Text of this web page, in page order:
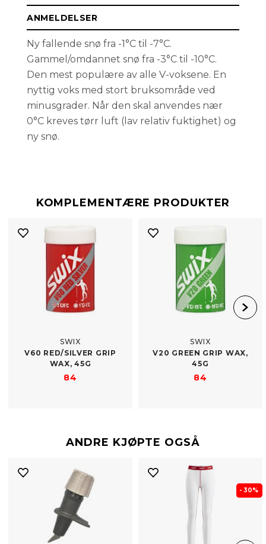
ANMELDELSER
Ny fallende snø fra -1°C til -7°C.
Gammel/omdannet snø fra -3°C til -10°C.
Den mest populære av alle V-voksene. En
nyttig voks med stort bruksområde ved
minusgrader. Når den skal anvendes nær
0°C kreves tørr luft (lav relativ fuktighet) og
ny snø.
KOMPLEMENTÆRE PRODUKTER
SWIX
V60 RED/​SILVER GRIP
WAX, 45G
84
SWIX
V20 GREEN GRIP WAX,
45G
84
ANDRE KJØPTE OGSÅ
- 30%